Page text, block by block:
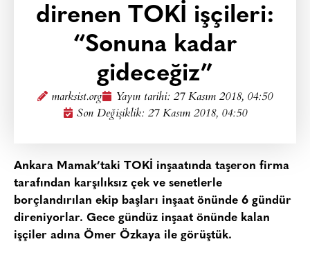
direnen TOKİ işçileri:
“Sonuna kadar
gideceğiz”
marksist.org Yayın tarihi: 27 Kasım 2018, 04:50
Son Değişiklik: 27 Kasım 2018, 04:50
Ankara Mamak’taki TOKİ inşaatında taşeron firma
tarafından karşılıksız çek ve senetlerle
borçlandırılan ekip başları inşaat önünde 6 gündür
direniyorlar. Gece gündüz inşaat önünde kalan
işçiler adına Ömer Özkaya ile görüştük.